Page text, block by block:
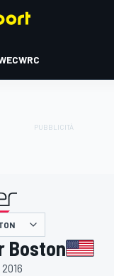
WRC
Boston